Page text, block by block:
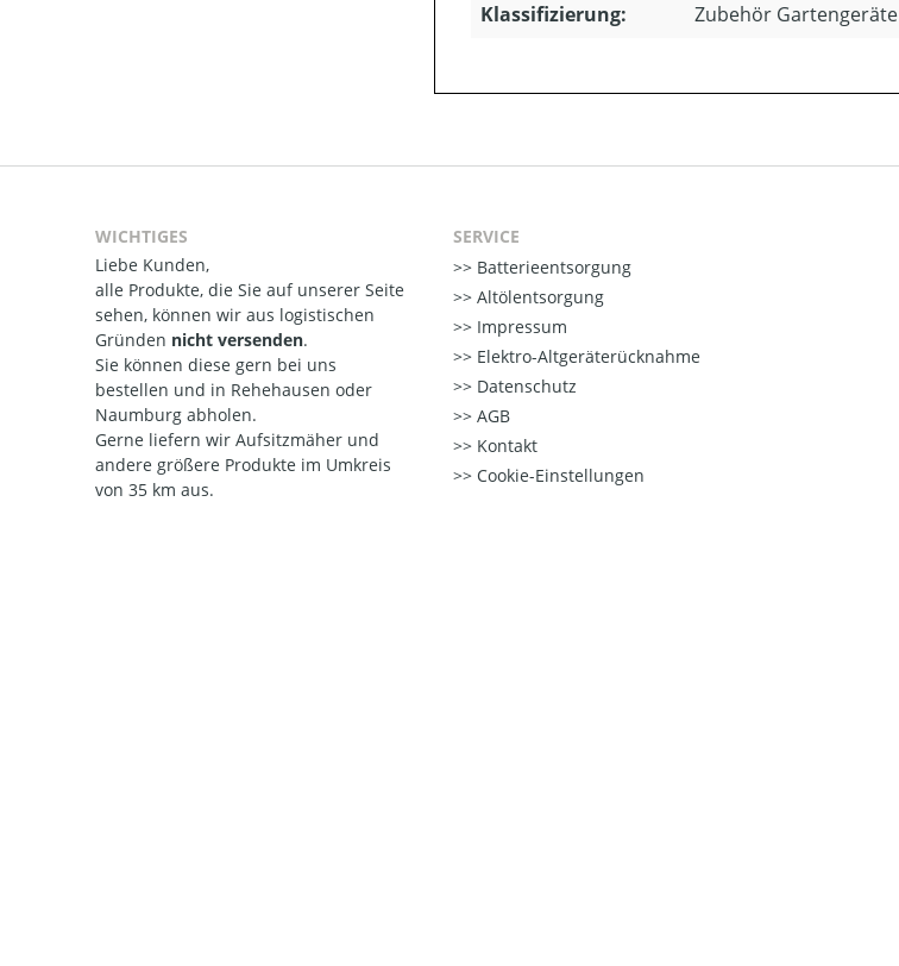
Klassifizierung: Zubehör Gartengeräte
WICHTIGES
Liebe Kunden,
alle Produkte, die Sie auf unserer Seite
sehen, können wir aus logistischen
Gründen nicht versenden.
Sie können diese gern bei uns
bestellen und in Rehehausen oder
Naumburg abholen.
Gerne liefern wir Aufsitzmäher und
andere größere Produkte im Umkreis
von 35 km aus.
SERVICE
Batterieentsorgung
Altölentsorgung
Impressum
Elektro-Altgeräterücknahme
Datenschutz
AGB
Kontakt
Cookie-Einstellungen